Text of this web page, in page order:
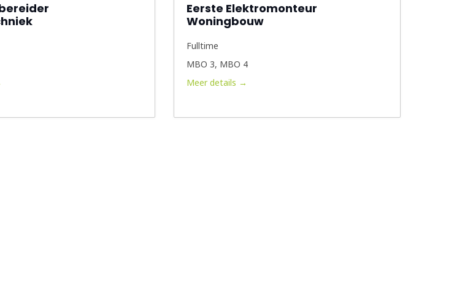
Eerste Elektromonteur
Woningbouw
Fulltime
MBO 3 MBO 4
Meer details